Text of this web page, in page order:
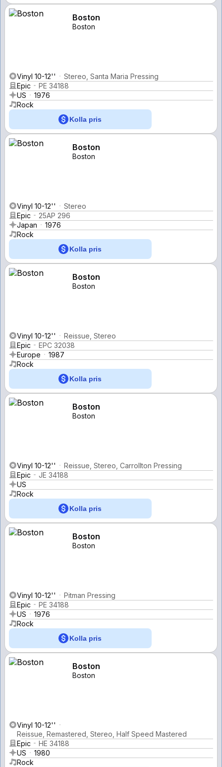
Boston
Boston
Vinyl 10-12''
Stereo, Santa Maria Pressing
Epic
PE 34188
US
1976
Rock
Kolla pris
Boston
Boston
Vinyl 10-12''
Stereo
Epic
25AP 296
Japan
1976
Rock
Kolla pris
Boston
Boston
Vinyl 10-12''
Reissue, Stereo
Epic
EPC 32038
Europe
1987
Rock
Kolla pris
Boston
Boston
Vinyl 10-12''
Reissue, Stereo, Carrollton Pressing
Epic
JE 34188
US
Rock
Kolla pris
Boston
Boston
Vinyl 10-12''
Pitman Pressing
Epic
PE 34188
US
1976
Rock
Kolla pris
Boston
Boston
Vinyl 10-12''
Reissue, Remastered, Stereo, Half Speed Mastered
Epic
HE 34188
US
1980
Rock